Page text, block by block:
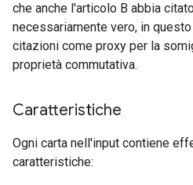
che anche l'articolo B abbia
necessariamente vero, in
citazioni come proxy per la
proprietà commutativa.
Caratteristiche
Ogni carta nell'input contiene
caratteristiche: